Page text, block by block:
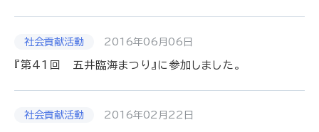
2016年06月06日
『第41回 五井臨海まつり』に参加しました。
2016年02月22日